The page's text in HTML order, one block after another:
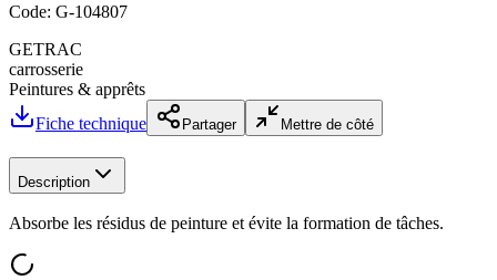
Code: G-104807
GETRAC
carrosserie
Peintures & apprêts
Fiche technique
Partager Mettre de côté
Description
Absorbe les résidus de peinture et évite la formation de tâches.